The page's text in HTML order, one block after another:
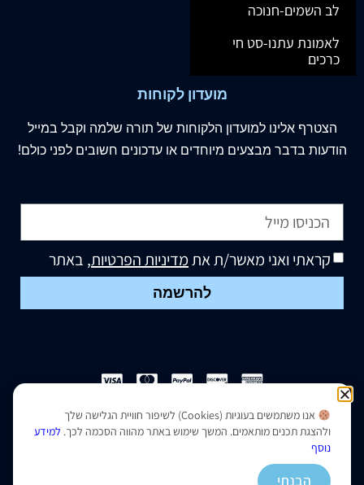
לב השמים-חנוכה
לאמונת עתנו-סט חי
כרכים
מועדון לקוחות
הצטרף אלינו למועדון הלקוחות של תורה שלמה וקבל במייל
הודעות בדבר מבצעים מיוחדים או עדכונים חשובים לפני כולם!
קראתי ואני מאשר/ת אתמדיניות הפרטיות, באתר
להרשמה
הצהרת נגישות|מדיניות פרטיות
נבנה ועוצב על ידי –
אנו משתמשים בעוגיות (Cookies) לשיפור חוויית הגלישה שלך
ולהצגת תכנים מותאמים. המשך שימוש באתר מהווה הסכמה לכך. למידע
נוסף
הבנתי